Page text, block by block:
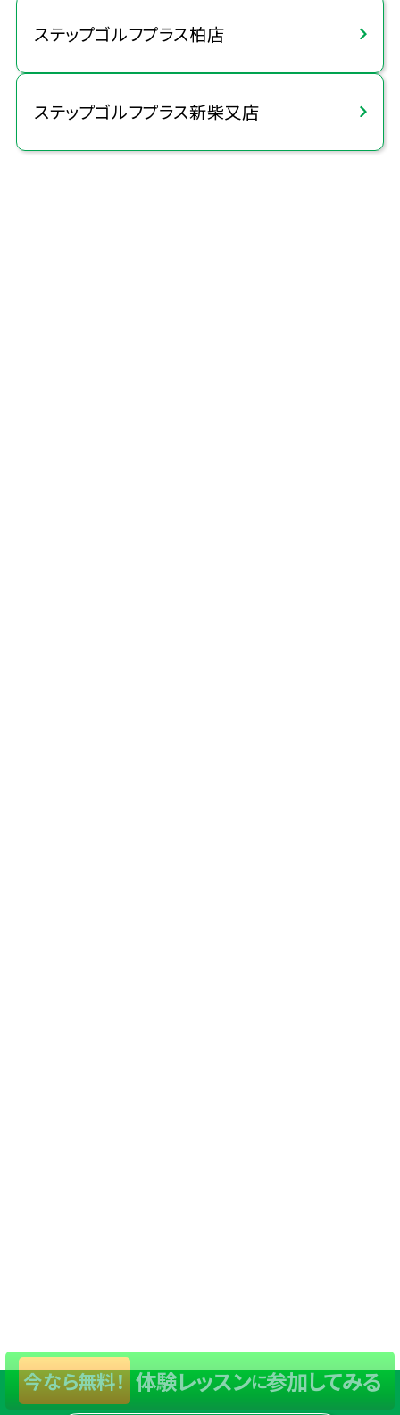
今なら無料！ 体験レッスンに参加してみる
ステップゴルフプラス柏店
ステップゴルフプラス新柴又店